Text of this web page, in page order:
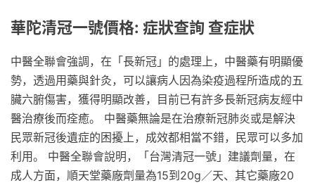
華陀清冠一號價格: 症狀查詢 查症狀
中醫全聯會強調，在「長新冠」的處理上，中醫藥有明顯優
勢，透過用藥與針灸，可以讓病人因為染疫過程所造成的五
臟六腑傷害，獲得明顯改善，目前已有許多長新冠病友經中
醫治療後而痊癒。 中醫藥無論是在治療新冠肺炎或是解決
民眾新冠後遺症的困擾上，成效都相當不錯，民眾可以多加
利用。 中醫全聯會說明，「台灣清冠一號」建議劑量，在
成人方面，順天堂藥廠劑量為15到20g／天、其它藥廠20